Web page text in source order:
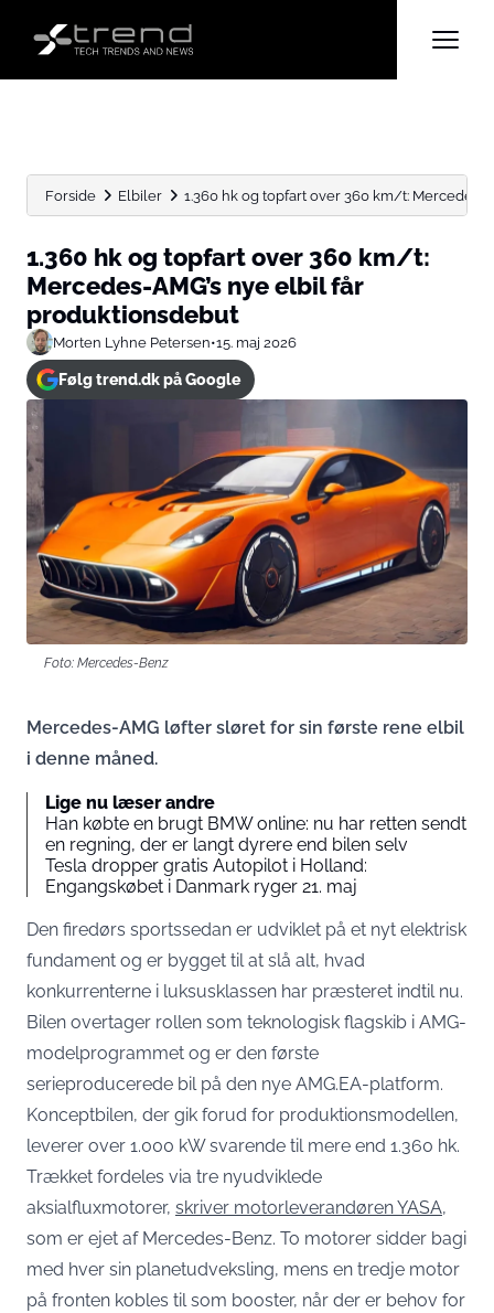
Forside Elbiler 1.360 hk og topfart over 360 km/t: Mercedes-
1.360 hk og topfart over 360 km/t:
Mercedes-AMG’s nye elbil får
produktionsdebut
Morten Lyhne Petersen•15. maj 2026
Følg trend.dk på Google
Foto: Mercedes-Benz
Mercedes-AMG løfter sløret for sin første rene elbil
i denne måned.
Lige nu læser andre
Han købte en brugt BMW online: nu har retten sendt
en regning, der er langt dyrere end bilen selv
Tesla dropper gratis Autopilot i Holland:
Engangskøbet i Danmark ryger 21. maj
Den firedørs sportssedan er udviklet på et nyt elektrisk
fundament og er bygget til at slå alt, hvad
konkurrenterne i luksusklassen har præsteret indtil nu.
Bilen overtager rollen som teknologisk flagskib i AMG-
modelprogrammet og er den første
serieproducerede bil på den nye AMG.EA-platform.
Konceptbilen, der gik forud for produktionsmodellen,
leverer over 1.000 kW svarende til mere end 1.360 hk.
Trækket fordeles via tre nyudviklede
aksialfluxmotorer, skriver motorleverandøren YASA,
som er ejet af Mercedes-Benz. To motorer sidder bagi
med hver sin planetudveksling, mens en tredje motor
på fronten kobles til som booster, når der er behov for